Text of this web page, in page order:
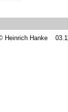
Heinrich Hanke